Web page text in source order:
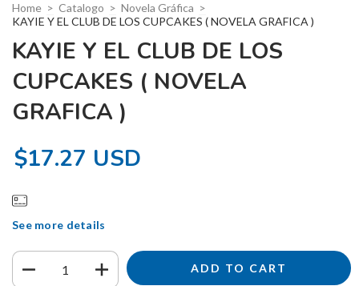
Home > Catalogo > Novela Gráfica >
KAYIE Y EL CLUB DE LOS CUPCAKES ( NOVELA GRAFICA )
KAYIE Y EL CLUB DE LOS
CUPCAKES ( NOVELA
GRAFICA )
$17.27 USD
See more details